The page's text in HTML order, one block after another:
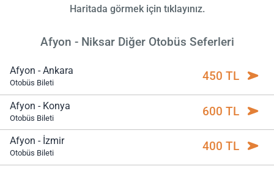
Haritada görmek için tıklayınız.
Afyon - Niksar Diğer Otobüs Seferleri
Afyon - Ankara
Otobüs Bileti 450 TL
Afyon - Konya
Otobüs Bileti 600 TL
Afyon - İzmir
Otobüs Bileti 400 TL